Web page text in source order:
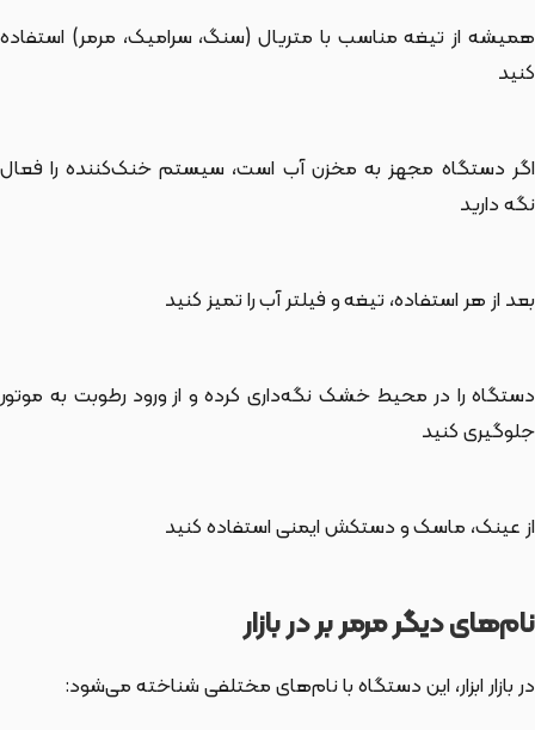
همیشه از تیغه مناسب با متریال (سنگ، سرامیک، مرمر) استفاده
کنید
اگر دستگاه مجهز به مخزن آب است، سیستم خنک‌کننده را فعال
نگه دارید
بعد از هر استفاده، تیغه و فیلتر آب را تمیز کنید
دستگاه را در محیط خشک نگه‌داری کرده و از ورود رطوبت به موتور
جلوگیری کنید
از عینک، ماسک و دستکش ایمنی استفاده کنید
نام‌های دیگر مرمر بر در بازار
در بازار ابزار، این دستگاه با نام‌های مختلفی شناخته می‌شود: